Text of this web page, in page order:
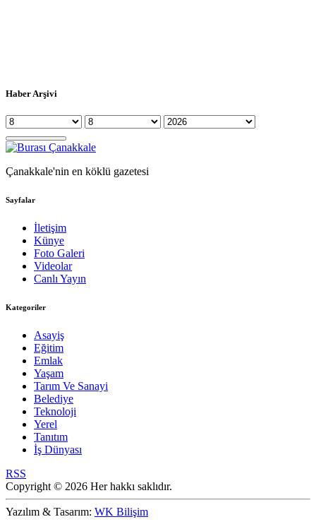
Haber Arşivi
Çanakkale'nin en köklü gazetesi
Sayfalar
İletişim
Künye
Foto Galeri
Videolar
Canlı Yayın
Kategoriler
Asayiş
Eğitim
Emlak
Yaşam
Tarım Ve Sanayi
Belediye
Teknoloji
Yerel
Tanıtım
İş Dünyası
RSS
Copyright © 2026 Her hakkı saklıdır.
Yazılım & Tasarım: WK Bilişim